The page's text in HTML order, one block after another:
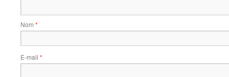
Nom *
E-mail *